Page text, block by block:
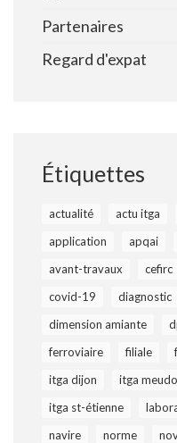
Partenaires
Regard d'expat
Étiquettes
actualité actu itga
application
apqai
avant-travaux
cefirc
covid-19
diagnostic
dimension amiante
ferroviaire
filiale
itga dijon
itga
itga st-étienne
navire
norme